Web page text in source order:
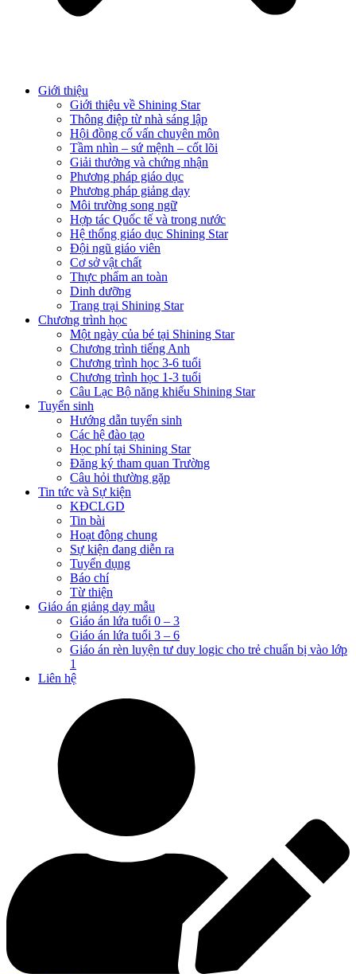
Giới thiệu
Giới thiệu về Shining Star
Thông điệp từ nhà sáng lập
Hội đồng cố vấn chuyên môn
Tầm nhìn – sứ mệnh – cốt lõi
Giải thưởng và chứng nhận
Phương pháp giáo dục
Phương pháp giảng dạy
Môi trường song ngữ
Hợp tác Quốc tế và trong nước
Hệ thống giáo dục Shining Star
Đội ngũ giáo viên
Cơ sở vật chất
Thực phẩm an toàn
Dinh dưỡng
Trang trại Shining Star
Chương trình học
Một ngày của bé tại Shining Star
Chương trình tiếng Anh
Chương trình học 3-6 tuổi
Chương trình học 1-3 tuổi
Câu Lạc Bộ năng khiếu Shining Star
Tuyển sinh
Hướng dẫn tuyển sinh
Các hệ đào tạo
Học phí tại Shining Star
Đăng ký tham quan Trường
Câu hỏi thường gặp
Tin tức và Sự kiện
KĐCLGD
Tin bài
Hoạt động chung
Sự kiện đang diễn ra
Tuyển dụng
Báo chí
Từ thiện
Giáo án giảng dạy mẫu
Giáo án lứa tuổi 0 – 3
Giáo án lứa tuổi 3 – 6
Giáo án rèn luyện tư duy logic cho trẻ chuẩn bị vào lớp
1
Liên hệ